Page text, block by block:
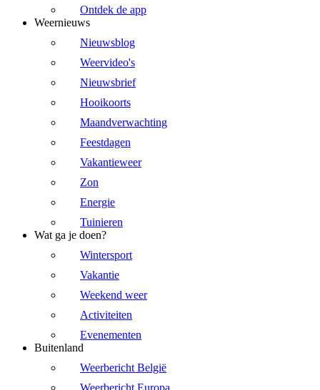
Ontdek de app
Weernieuws
Nieuwsblog
Weervideo's
Nieuwsbrief
Hooikoorts
Maandverwachting
Feestdagen
Vakantieweer
Zon
Energie
Tuinieren
Wat ga je doen?
Wintersport
Vakantie
Weekend weer
Activiteiten
Evenementen
Buitenland
Weerbericht België
Weerbericht Europa